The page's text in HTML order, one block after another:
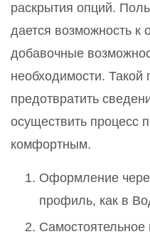
раскрытия опций.
дается возможность
добавочные
необходимости. Такой
предотвратить
осуществить процесс
комфортным.
Оформление
профиль, как в